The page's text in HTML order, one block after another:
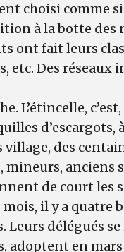
choisi comme
à la botte des
ont fait leurs
etc. Des
L’étincelle,
village, des
anciens
de court les
il y a quatre
Leurs délégués
adoptent en